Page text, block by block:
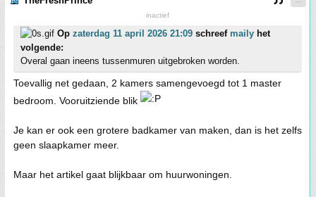
inactief
Op zaterdag 11 april 2026 21:09 schreef maily het
volgende:
Overal gaan ineens tussenmuren uitgebroken worden.
Toevallig net gedaan, 2 kamers samengevoegd tot 1 master
bedroom. Vooruitziende blik
Je kan er ook een grotere badkamer van maken, dan is het zelfs
geen slaapkamer meer.
Maar het artikel gaat blijkbaar om huurwoningen.